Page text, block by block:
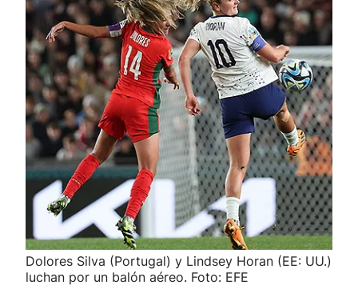
Dolores Silva (Portugal) y Lindsey Horan (EE: UU.)
luchan por un balón aéreo. Foto: EFE